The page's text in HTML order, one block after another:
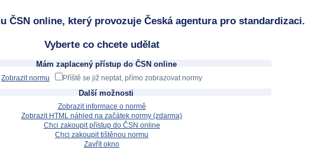
ČSN online, který provozuje Česká agentura pro standardizaci.
Vyberte co chcete udělat
Mám zaplacený přístup do ČSN online
Zobrazit normu Příště se již neptat, přímo zobrazovat normy
Další možnosti
Zobrazit informace o normě
Zobrazit HTML náhled na začátek normy (zdarma)
Chci zakoupit přístup do ČSN online
Chci zakoupit tištěnou normu
Zavřít okno